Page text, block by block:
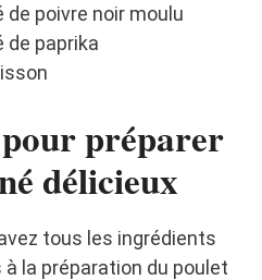
de poivre noir moulu
de paprika
préparer
délicieux
tous les ingrédients
la préparation du poulet